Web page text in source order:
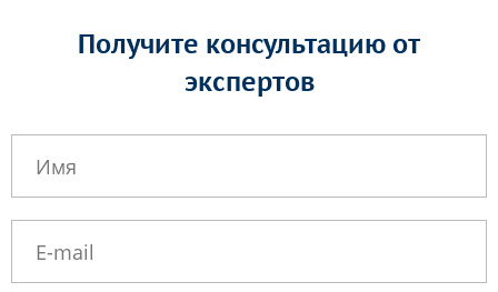
Получите консультацию от
экспертов